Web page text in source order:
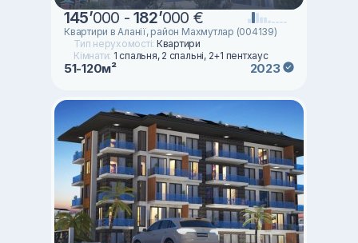
145’000 -182’000 €
Квартири в Аланії, район Махмутлар (004139)
Тип нерухомості: Квартири
Кімнати: 1 спальня, 2 спальні, 2+1 пентхаус
51-120м² 2023